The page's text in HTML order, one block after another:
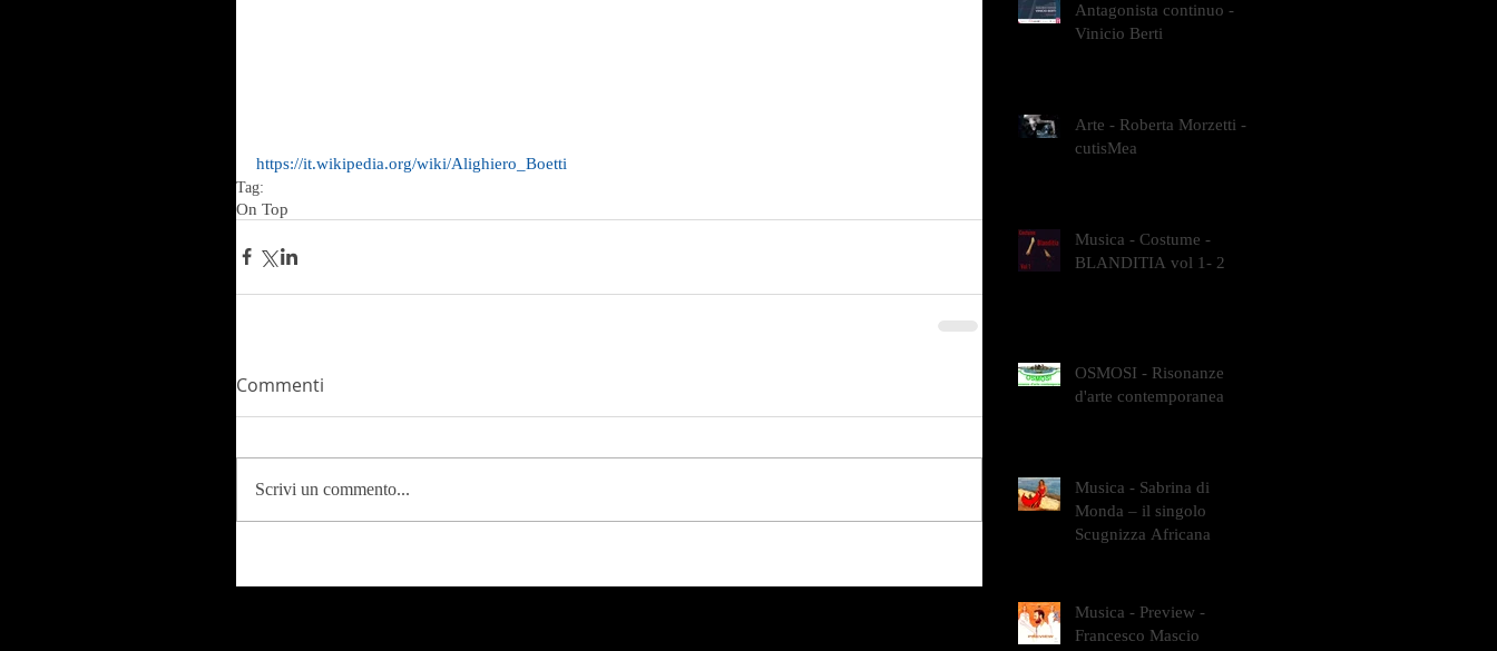
https://it.wikipedia.org/wiki/Alighiero_Boetti
Tag:
On Top
Commenti
Scrivi un commento...
Antagonista continuo -
Vinicio Berti
Arte - Roberta Morzetti -
cutisMea
Musica - Costume -
BLANDITIA vol 1- 2
OSMOSI - Risonanze
d'arte contemporanea
Musica - Sabrina di
Monda – il singolo
Scugnizza Africana
Musica - Preview -
Francesco Mascio